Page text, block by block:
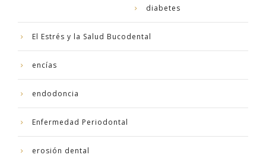
diabetes
El Estrés y la Salud Bucodental
encías
endodoncia
Enfermedad Periodontal
erosión dental